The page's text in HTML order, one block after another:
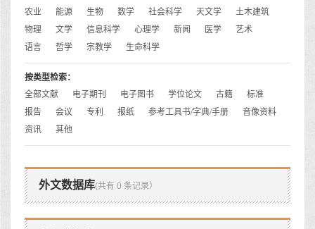
农业
能源 生物 数学 社会科学 天文学
土木建筑
物理
文学 信息科学 心理学 新闻 医学
艺术
语言
哲学 宗教学 生命科学
按类型检索：
全部文献
电子期刊 电子图书 学位论文 古籍
标准
报告
会议 专利 报纸 参考工具书/字典/手册
音像资料
资讯
其他
外文数据库(共有 0 条记录）